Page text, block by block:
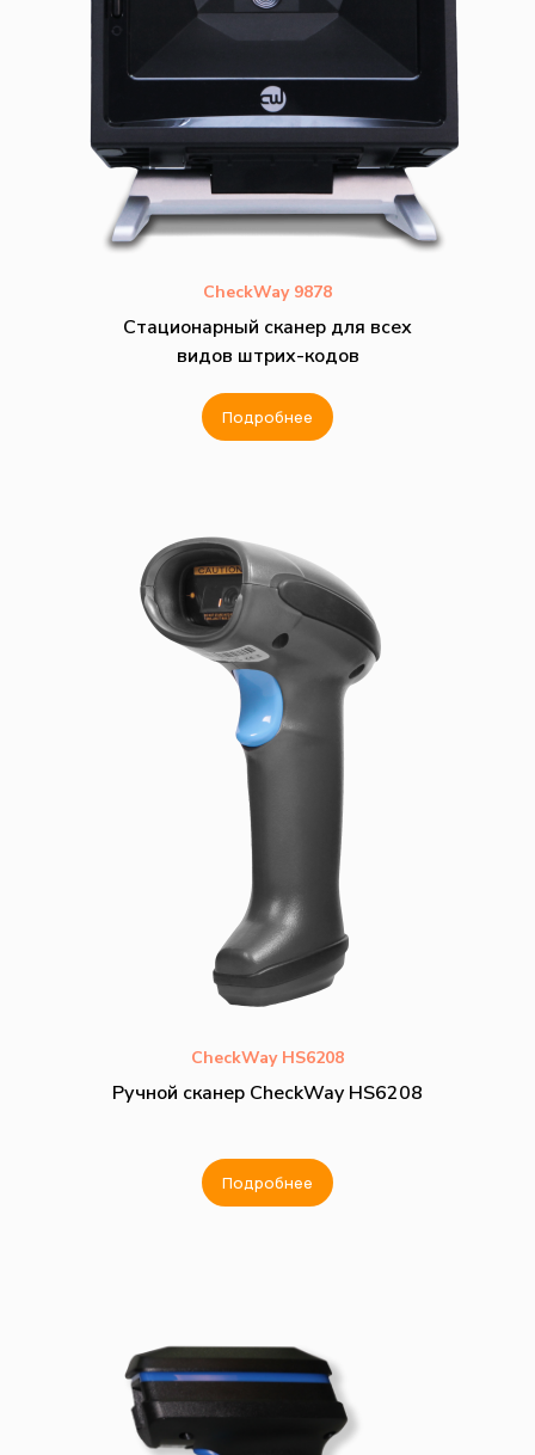
CheckWay 9878
Стационарный сканер для всех
видов штрих-кодов
Подробнее
CheckWay HS6208
Ручной сканер CheckWay HS6208
Подробнее